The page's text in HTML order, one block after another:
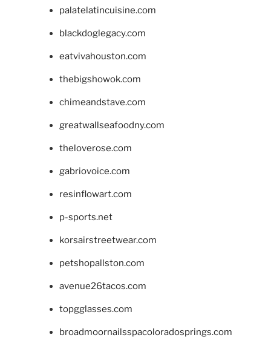
palatelatincuisine.com
blackdoglegacy.com
eatvivahouston.com
thebigshowok.com
chimeandstave.com
greatwallseafoodny.com
theloverose.com
gabriovoice.com
resinflowart.com
p-sports.net
korsairstreetwear.com
petshopallston.com
avenue26tacos.com
topgglasses.com
broadmoornailsspacoloradosprings.com